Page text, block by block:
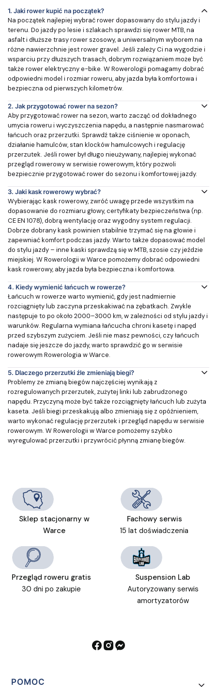
1. Jaki rower kupić na początek?
Na początek najlepiej wybrać rower dopasowany do stylu jazdy i
terenu. Do jazdy po lesie i szlakach sprawdzi się rower MTB, na
asfalt i dłuższe trasy rower szosowy, a uniwersalnym wyborem na
różne nawierzchnie jest rower gravel. Jeśli zależy Ci na wygodzie i
wsparciu przy dłuższych trasach, dobrym rozwiązaniem może być
także rower elektryczny e-bike. W Rowerologii pomagamy dobrać
odpowiedni model i rozmiar roweru, aby jazda była komfortowa i
bezpieczna od pierwszych kilometrów.
2. Jak przygotować rower na sezon?
Aby przygotować rower na sezon, warto zacząć od dokładnego
umycia roweru i wyczyszczenia napędu, a następnie nasmarować
łańcuch oraz przerzutki. Sprawdź także ciśnienie w oponach,
działanie hamulców, stan klocków hamulcowych i regulację
przerzutek. Jeśli rower był długo nieużywany, najlepiej wykonać
przegląd rowerowy w serwisie rowerowym, który pozwoli
bezpiecznie przygotować rower do sezonu i komfortowej jazdy.
3. Jaki kask rowerowy wybrać?
Wybierając kask rowerowy, zwróć uwagę przede wszystkim na
dopasowanie do rozmiaru głowy, certyfikaty bezpieczeństwa (np.
CE EN 1078), dobrą wentylację oraz wygodny system regulacji.
Dobrze dobrany kask powinien stabilnie trzymać się na głowie i
zapewniać komfort podczas jazdy. Warto także dopasować model
do stylu jazdy – inne kaski sprawdzą się w MTB, szosie czy jeździe
miejskiej. W Rowerologii w Warce pomożemy dobrać odpowiedni
kask rowerowy, aby jazda była bezpieczna i komfortowa.
4. Kiedy wymienić łańcuch w rowerze?
Łańcuch w rowerze warto wymienić, gdy jest nadmiernie
rozciągnięty lub zaczyna przeskakiwać na zębatkach. Zwykle
następuje to po około 2000–3000 km, w zależności od stylu jazdy i
warunków. Regularna wymiana łańcucha chroni kasetę i napęd
przed szybszym zużyciem. Jeśli nie masz pewności, czy łańcuch
nadaje się jeszcze do jazdy, warto sprawdzić go w serwisie
rowerowym Rowerologia w Warce.
5. Dlaczego przerzutki źle zmieniają biegi?
Problemy ze zmianą biegów najczęściej wynikają z
rozregulowanych przerzutek, zużytej linki lub zabrudzonego
napędu. Przyczyną może być także rozciągnięty łańcuch lub zużyta
kaseta. Jeśli biegi przeskakują albo zmieniają się z opóźnieniem,
warto wykonać regulację przerzutek i przegląd napędu w serwisie
rowerowym. W Rowerologii w Warce pomożemy szybko
wyregulować przerzutki i przywrócić płynną zmianę biegów.
Sklep stacjonarny w
Warce
Fachowy serwis
15 lat doświadczenia
Przegląd roweru gratis
30 dni po zakupie
Suspension Lab
Autoryzowany serwis
amortyzatorów
Linki w stopce
POMOC